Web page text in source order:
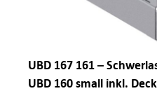
UBD 167 161 –
UBD 160 small inkl.